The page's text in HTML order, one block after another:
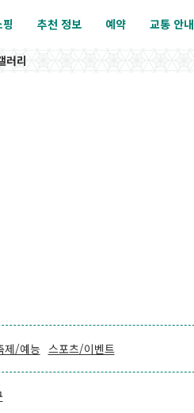
추천 정보 예약 교통 안내
러리
제/예능 스포츠/이벤트